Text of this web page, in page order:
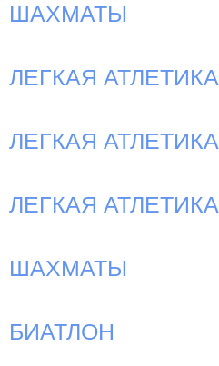
ШАХМАТЫ
ЛЕГКАЯ АТЛЕТИКА
ЛЕГКАЯ АТЛЕТИКА
ЛЕГКАЯ АТЛЕТИКА
ШАХМАТЫ
БИАТЛОН